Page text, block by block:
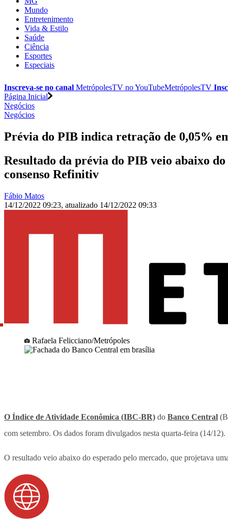
Mundo
Entretenimento
Vida & Estilo
Saúde
Ciência
Esportes
Especiais
Inscreva-se no canal MetrópolesTV noYouTubeMetrópolesTV
Página Inicial
Negócios
Negócios
Prévia do PIB indica retração de 0,05%
Resultado da prévia do PIB veio abaixo
consenso Refinitiv
Fábio Matos
14/12/2022 09:23, atualizado 14/12/2022 09:33
Rafaela Felicciano/Metrópoles
O Índice de Atividade Econômica (IBC-BR) do Banco Central
com setembro. Os dados foram divulgados nesta quarta-feira (14/12).
O resultado veio abaixo do esperado pelo mercado, que projetava